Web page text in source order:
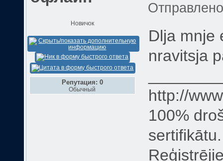
Новичок
Репутация: 0
Обычный
Dlja mnje
nravitsja
http://
100%
sertifikātu.